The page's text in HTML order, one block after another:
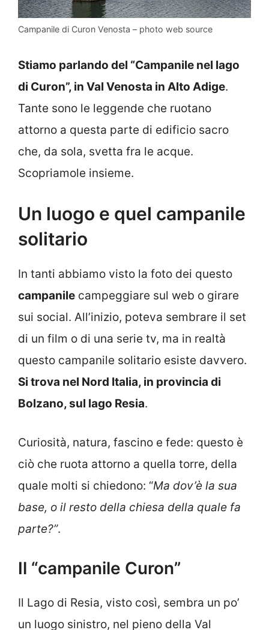
Campanile di Curon Venosta – photo web source
Stiamo parlando del “Campanile nel lago
di Curon”, in Val Venosta in Alto Adige.
Tante sono le leggende che ruotano
attorno a questa parte di edificio sacro
che, da sola, svetta fra le acque.
Scopriamole insieme.
Un luogo e quel campanile
solitario
In tanti abbiamo visto la foto dei questo
campanile campeggiare sul web o girare
sui social. All’inizio, poteva sembrare il set
di un film o di una serie tv, ma in realtà
questo campanile solitario esiste davvero.
Si trova nel Nord Italia, in provincia di
Bolzano, sul lago Resia.
Curiosità, natura, fascino e fede: questo è
ciò che ruota attorno a quella torre, della
quale molti si chiedono: “Ma dov’è la sua
base, o il resto della chiesa della quale fa
parte?”.
Il “campanile Curon”
Il Lago di Resia, visto così, sembra un po’
un luogo sinistro, nel pieno della Val